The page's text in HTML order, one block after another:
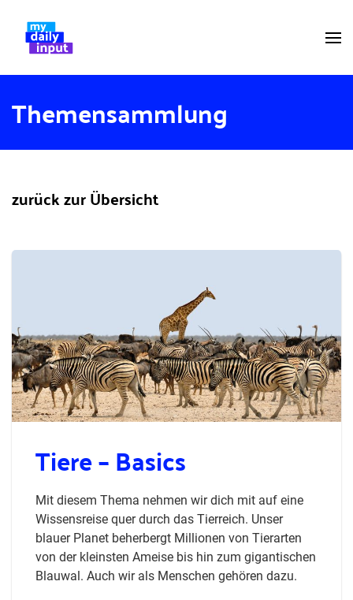
Themensammlung
zurück zur Übersicht
Tiere – Basics
Mit diesem Thema nehmen wir dich mit auf eine
Wissensreise quer durch das Tierreich. Unser
blauer Planet beherbergt Millionen von Tierarten
von der kleinsten Ameise bis hin zum gigantischen
Blauwal. Auch wir als Menschen gehören dazu.